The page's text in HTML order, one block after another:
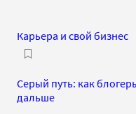
Карьера и свой бизнес
Серый путь: как
дальше